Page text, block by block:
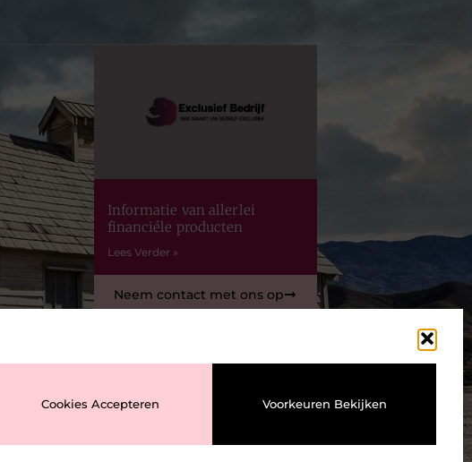
Cookies Accepteren Voorkeuren Bekijken
Informatie van allerlei
financiéle producten
Lees Verder »
Neem contact met ons op